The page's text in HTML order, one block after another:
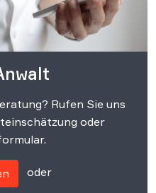
Rufen Sie uns
oder
oder